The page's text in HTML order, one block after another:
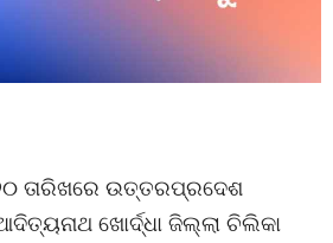
ତାରିଖରେ ଉତ୍ତରପ୍ରଦେଶ
ଖୋର୍ଦ୍ଧା ଜିଲ୍ଲା ଚିଲିକା